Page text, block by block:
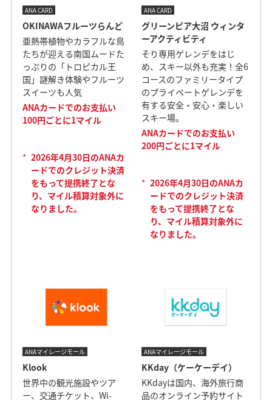
ANA CARD
OKINAWAフルーツらんど
亜熱帯植物やカラフルな鳥
たちが迎える南国ムードた
っぷりの「トロピカル王
国」謎解き体験やフルーツ
スイーツも人気
ANAカードでのお支払い
100円ごとに1マイル
* 2026年4月30日のANAカ
ードでのクレジット決済
をもって提携終了とな
り、マイル積算対象外に
なりました。
ANA CARD
グリーンピア大沼 ウィンタ
ーアクティビティ
そり専用ゲレンデをはじ
め、スキー以外も充実！全6
コースのファミリータイプ
のプライベートゲレンデを
有する安全・安心・楽しい
スキー場。
ANAカードでのお支払い
200円ごとに1マイル
* 2026年4月30日のANAカ
ードでのクレジット決済
をもって提携終了とな
り、マイル積算対象外に
なりました。
ANAマイレージモール
Klook
世界中の観光施設やツア
ー、交通チケット、Wi-
ANAマイレージモール
KKday（ケーケーデイ）
KKdayは国内、海外旅行商
品のオンライン予約サイト